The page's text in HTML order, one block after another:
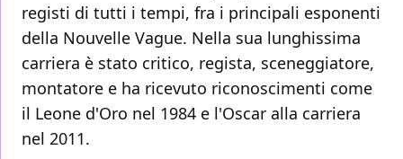
registi di tutti i tempi, fra i principali esponenti
della Nouvelle Vague. Nella sua lunghissima
carriera è stato critico, regista, sceneggiatore,
montatore e ha ricevuto riconoscimenti come
il Leone d'Oro nel 1984 e l'Oscar alla carriera
nel 2011.